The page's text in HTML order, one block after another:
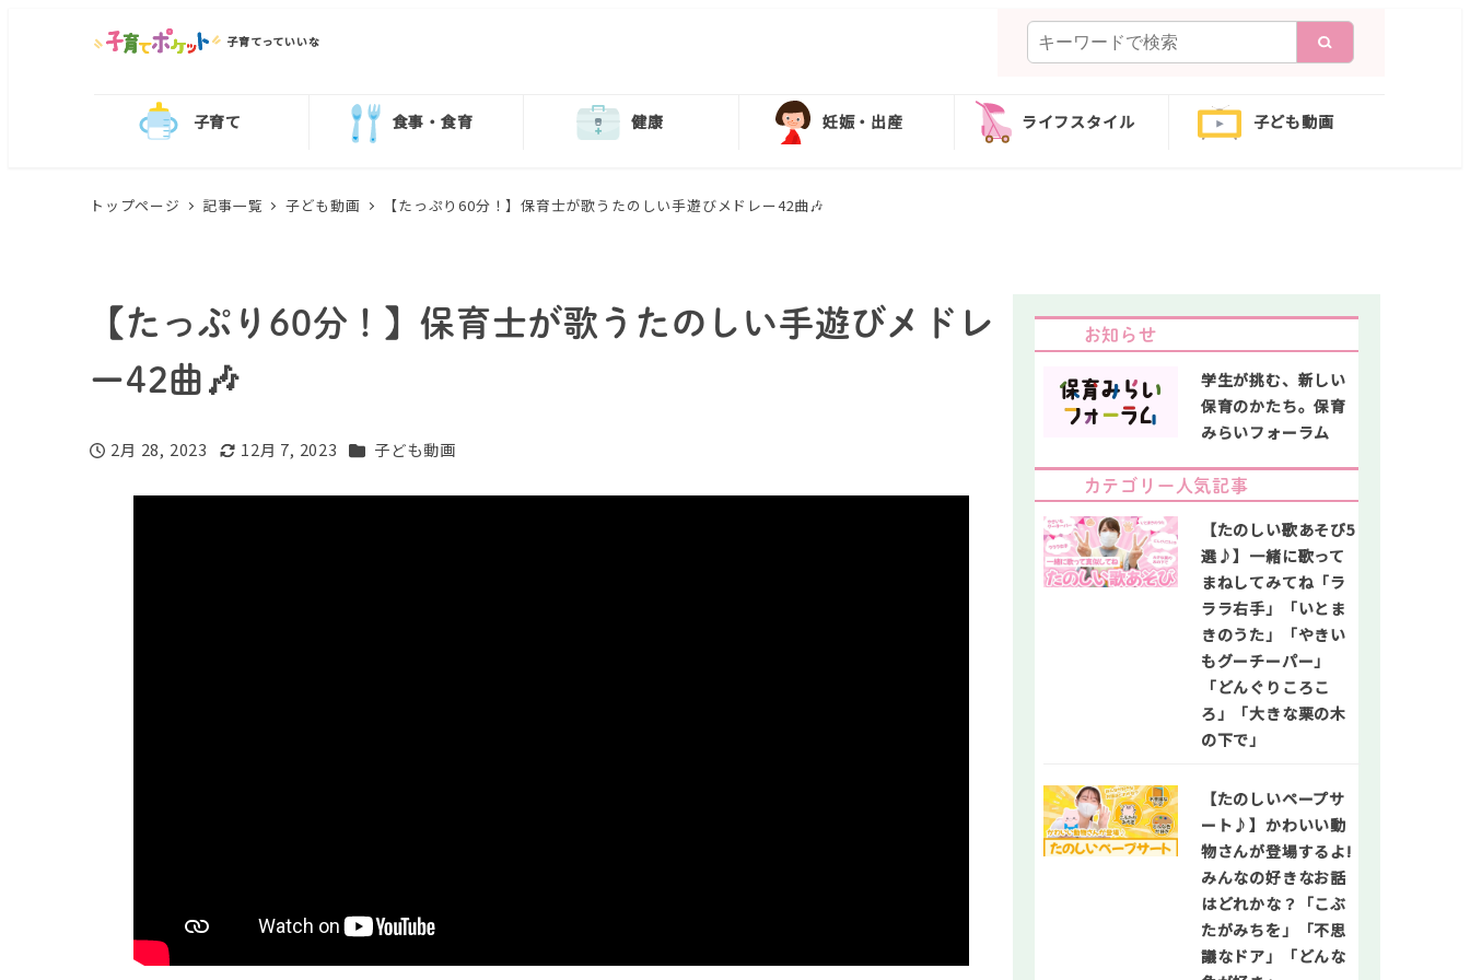
子育てっていいな
索
子育て 食事・食育 健康 妊娠・出産 ライフスタイル 子ども動画
トップページ 記事一覧 子ども動画 【たっぷり60分！】保育士が歌うたのしい手遊びメドレー42曲🎶
【たっぷり60分！】保育士が歌うたのしい手遊びメドレ
ー42曲🎶
投稿日
2月 28, 2023
更新日
12月 7, 2023 カテゴリー
子ども動画
お知らせ
学生が挑む、新しい
保育のかたち。保育
みらいフォーラム
カテゴリー人気記事
【たのしい歌あそび5
選♪】一緒に歌って
まねしてみてね「ラ
ララ右手」「いとま
きのうた」「やきい
もグーチーパー」
「どんぐりころこ
ろ」「大きな栗の木
の下で」
【たのしいペープサ
ート♪】かわいい動
物さんが登場するよ!
みんなの好きなお話
はどれかな？「こぶ
たがみちを」「不思
議なドア」「どんな